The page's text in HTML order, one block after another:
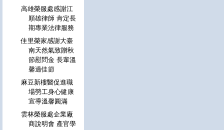
高雄榮服處感謝江
順雄律師 肯定長
期專業法律服務
佳里榮家感謝大臺
南天然氣致贈秋
節慰問金 長輩溫
馨過佳節
麻豆新樓醫促進職
場勞工身心健康
宣導溫馨圓滿
雲林榮服處企業廠
商說明會 產官學